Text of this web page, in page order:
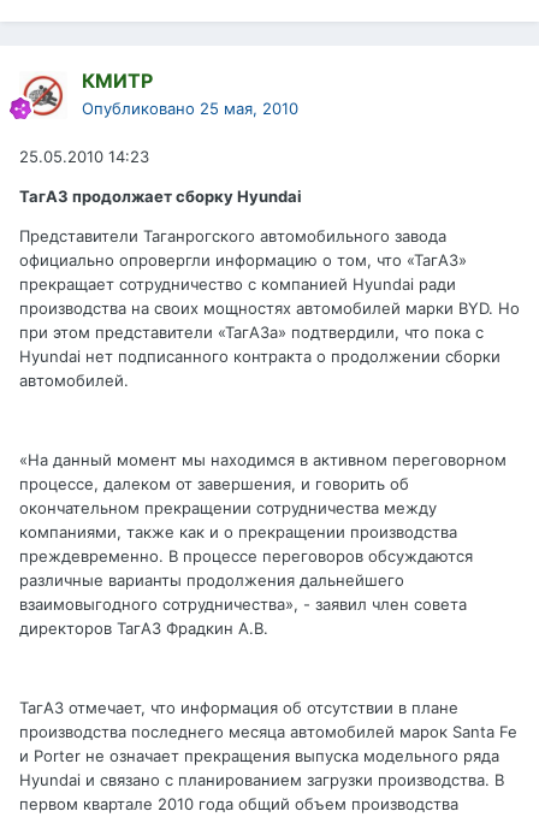
КМИТР
Опубликовано 25 мая, 2010
25.05.2010 14:23
ТагАЗ продолжает сборку Hyundai
Представители Таганрогского автомобильного завода
официально опровергли информацию о том, что «ТагАЗ»
прекращает сотрудничество с компанией Hyundai ради
производства на своих мощностях автомобилей марки BYD. Но
при этом представители «ТагАЗа» подтвердили, что пока с
Hyundai нет подписанного контракта о продолжении сборки
автомобилей.
«На данный момент мы находимся в активном переговорном
процессе, далеком от завершения, и говорить об
окончательном прекращении сотрудничества между
компаниями, также как и о прекращении производства
преждевременно. В процессе переговоров обсуждаются
различные варианты продолжения дальнейшего
взаимовыгодного сотрудничества», - заявил член совета
директоров ТагАЗ Фрадкин А.В.
ТагАЗ отмечает, что информация об отсутствии в плане
производства последнего месяца автомобилей марок Santa Fe
и Porter не означает прекращения выпуска модельного ряда
Hyundai и связано с планированием загрузки производства. В
первом квартале 2010 года общий объем производства